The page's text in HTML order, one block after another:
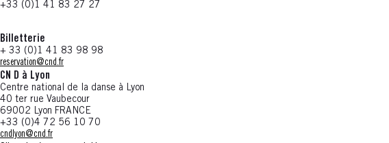
+33 (0)1 41 83 27 27
Billetterie
+ 33 (0)1 41 83 98 98
reservation@cnd.fr
CN D à Lyon
Centre national de la danse à Lyon
40 ter rue Vaubecour
69002 Lyon FRANCE
+33 (0)4 72 56 10 70
cndlyon@cnd.fr